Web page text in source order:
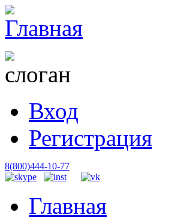
Вход
Регистрация
8(800)444-10-77
Главная